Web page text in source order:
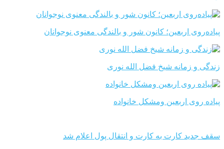
پیاده‌روی اربعین؛ کانون شور و بالندگی معنوی نوجوانان
زندگی و زمانه شیخ فضل الله نوری
پیاده روی اربعین ومشکل خانواده
سقف جدید کارت به کارت و انتقال پول اعلام شد